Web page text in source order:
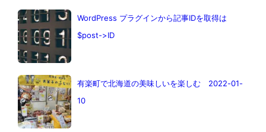
WordPress プラグインから記事IDを取得は
$post->ID
有楽町で北海道の美味しいを楽しむ 2022-01-
10